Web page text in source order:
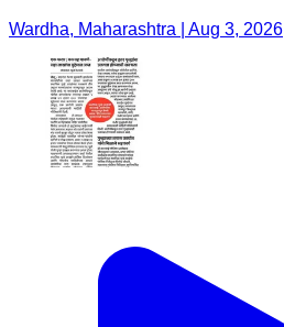
Wardha, Maharashtra | Aug 3, 2026